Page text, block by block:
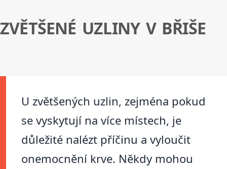
ZVĚTŠENÉ UZLINY V BŘIŠE
U zvětšených uzlin, zejména pokud
se vyskytují na více místech, je
důležité nalézt příčinu a vyloučit
onemocnění krve. Někdy mohou